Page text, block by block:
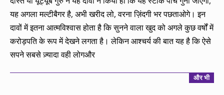
यह अगला मल्टीबैगर है, अभी खरीद लो, वरना ज़िंदगी भर पछताओगे। इन
दावों में इतना आत्मविश्वास होता है कि सुनने वाला खुद को अगले कुछ वर्षों में
करोड़पति के रूप में देखने लगता है। लेकिन आश्चर्य की बात यह है कि ऐसे
सपने सबसे ज़्यादा वही लोगऔर
और भी